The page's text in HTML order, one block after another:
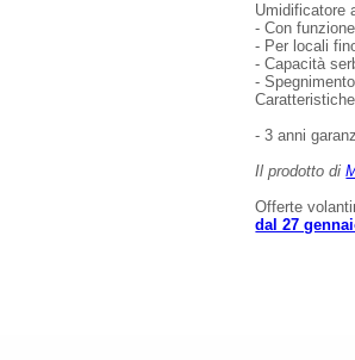
Umidificatore
- Con
- Per locali
- Capacità
-
Caratteristiche
- 3 anni
Il prodotto di
Offerte
dal 27